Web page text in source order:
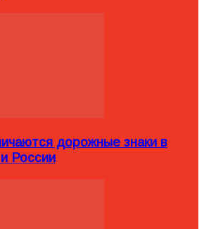
дорожные знаки в
России